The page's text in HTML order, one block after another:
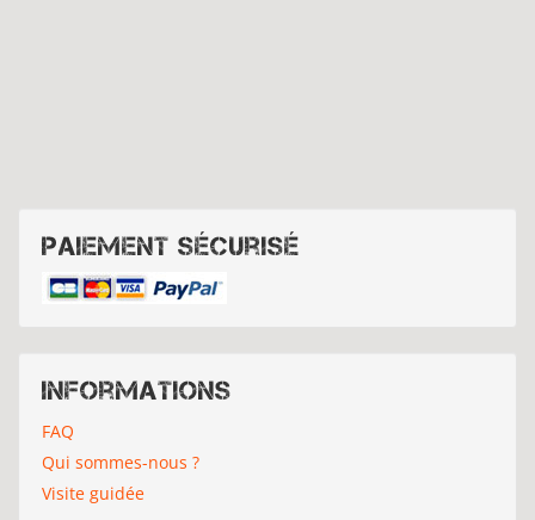
Paiement sécurisé
Informations
FAQ
Qui sommes-nous ?
Visite guidée